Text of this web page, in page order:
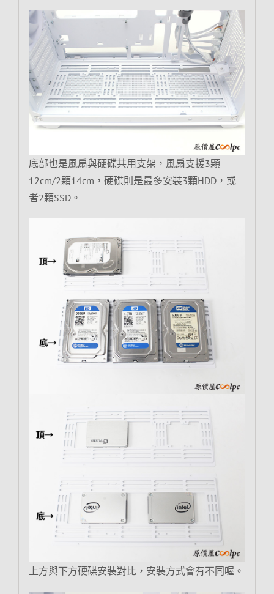
底部也是風扇與硬碟共用支架，風扇支援3顆
12cm/2顆14cm，硬碟則是最多安裝3顆HDD，或
者2顆SSD。
上方與下方硬碟安裝對比，安裝方式會有不同喔。